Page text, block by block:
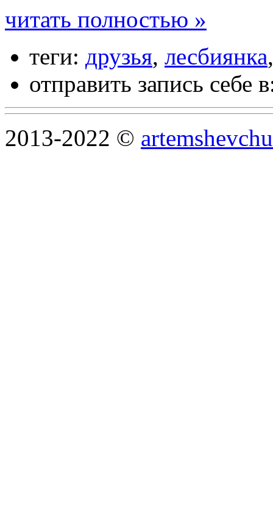
читать полностью »
теги: друзья, лесбиянка
отправить запись себе
2013-2022 ©